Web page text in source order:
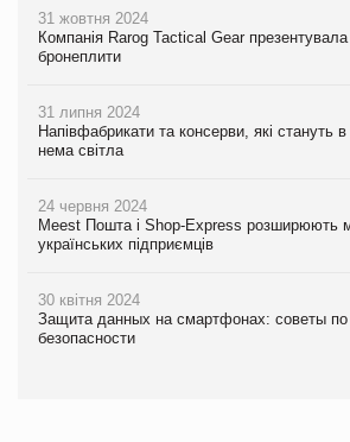
31 жовтня 2024
Компанія Rarog Tactical Gear презентувала
бронеплити
31 липня 2024
Напівфабрикати та консерви, які стануть
нема світла
24 червня 2024
Meest Пошта і Shop-Express розширюють
українських підприємців
30 квітня 2024
Защита данных на смартфонах: советы
безопасности